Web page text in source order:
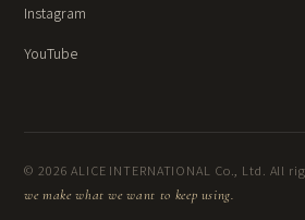
Instagram
YouTube
© 2026 ALICE INTERNATIONAL Co., Ltd. All
we make what we want to keep using.